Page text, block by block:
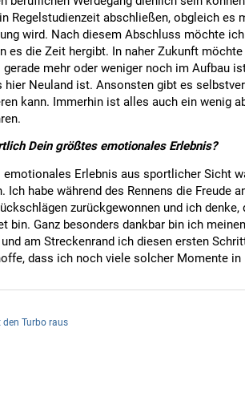
Regelstudienzeit abschließen, obgleich
wird. Nach diesem Abschluss möchte
es die Zeit hergibt. In naher Zukunft
gerade mehr oder weniger noch im Aufbau
Neuland ist. Ansonsten gibt es
kann. Immerhin ist alles auch ein wenig
Dein größtes emotionales Erlebnis?
Erlebnis aus sportlicher Sicht
Ich habe während des Rennens die Freude
zurückgewonnen und ich
bin. Ganz besonders dankbar bin ich
am Streckenrand ich diesen ersten
dass ich noch viele solcher Momente
Turbo raus